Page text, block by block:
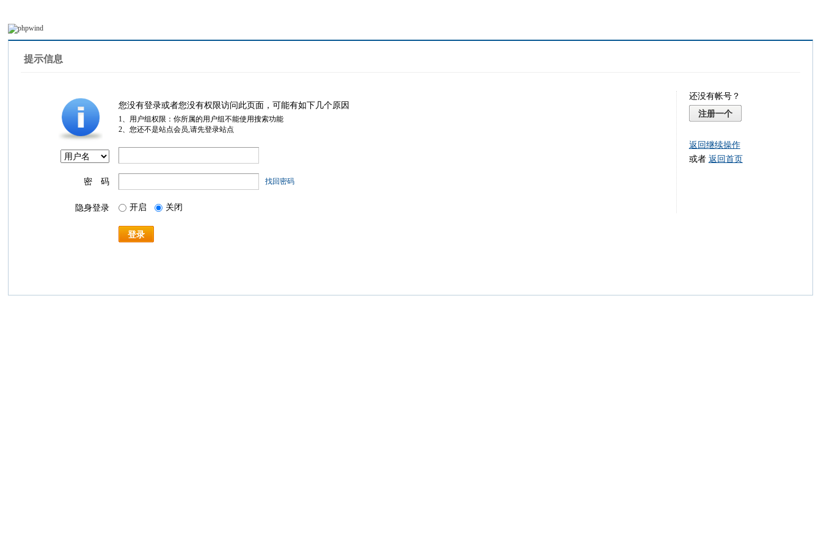
提示信息
您没有登录或者您没有权限访问此页面，可能有如下几个原因
1、用户组权限：你所属的用户组不能使用搜索功能
2、您还不是站点会员,请先登录站点
密 码 找回密码
隐身登录 开启 关闭
登录
还没有帐号？
注册一个
返回继续操作
或者 返回首页